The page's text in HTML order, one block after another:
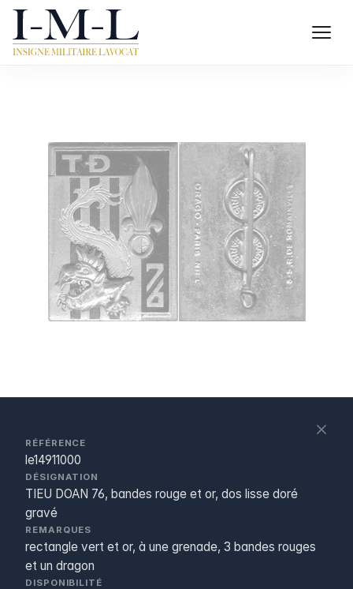
RÉFÉRENCE
le14911000
DÉSIGNATION
TIEU DOAN 76, bandes rouge et or, dos lisse doré
gravé
REMARQUES
rectangle vert et or, à une grenade, 3 bandes rouges
et un dragon
DISPONIBILITÉ